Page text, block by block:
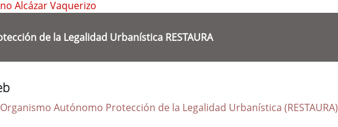
Alcázar Vaquerizo
de la Legalidad Urbanística RESTAURA
Autónomo Protección de la Legalidad Urbanística (RESTAURA)